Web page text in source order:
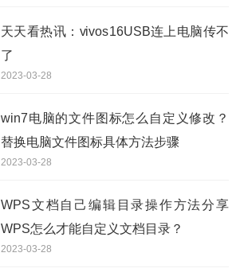
天天看热讯：vivos16USB连上电脑传不
了
2023-03-28
win7电脑的文件图标怎么自定义修改？
替换电脑文件图标具体方法步骤
2023-03-28
WPS文档自己编辑目录操作方法分享
WPS怎么才能自定义文档目录？
2023-03-28